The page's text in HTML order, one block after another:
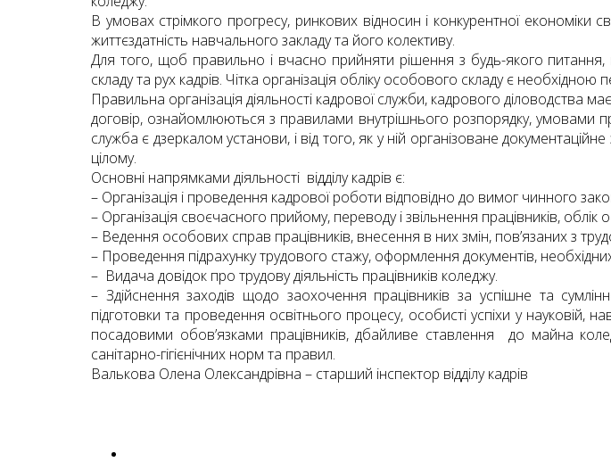
В умовах стрімкого прогресу, ринкових відносин і конкурентної
життєздатність навчального закладу та його колективу.
Для того, щоб правильно і вчасно прийняти рішення з будь-якого
складу та рух кадрів. Чітка організація обліку особового складу є
Правильна організація діяльності кадрової служби, кадрового
договір, ознайомлюються з правилами внутрішнього розпорядку, умовами
служба є дзеркалом установи, і від того, як у ній організоване
цілому.
Основні напрямками діяльності відділу кадрів є:
– Організація і проведення кадрової роботи відповідно до вимог чинного
– Організація своєчасного прийому, переводу і звільнення працівників, облік
– Ведення особових справ працівників, внесення в них змін, пов’язаних з
– Проведення підрахунку трудового стажу, оформлення документів,
– Видача довідок про трудову діяльність працівників коледжу.
– Здійснення заходів щодо заохочення працівників за успішне та
підготовки та проведення освітнього процесу, особисті успіхи у науковій,
посадовими обов’язками працівників, дбайливе ставлення до майна
санітарно-гігієнічних норм та правил.
Валькова Олена Олександрівна – старший інспектор відділу кадрів